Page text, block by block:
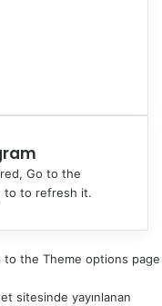
Go to the
to to refresh it.
to the Theme options page
sitesinde yayınlanan